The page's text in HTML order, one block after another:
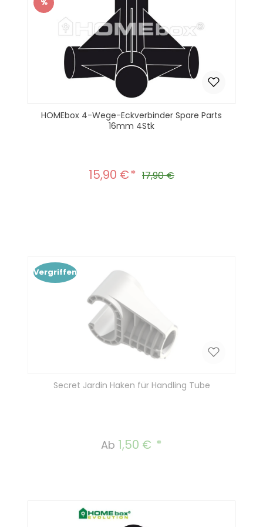
Rabatt
HOMEbox 4-Wege-Eckverbinder Spare Parts
16mm 4Stk
Verkaufspreis:
15,90 € Regulärer Preis:
17,90 €
Vergriffen
Secret Jardin Haken für Handling Tube
Regulärer Preis:
Ab 1,50 €